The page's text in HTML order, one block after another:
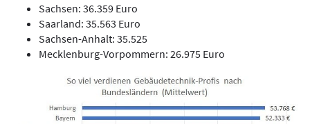
Sachsen: 36.359 Euro
Saarland: 35.563 Euro
Sachsen-Anhalt: 35.525
Mecklenburg-Vorpommern: 26.975 Euro